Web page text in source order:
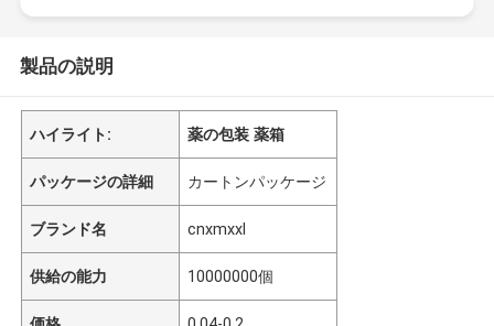
製品の説明
ハイライト: 薬の包装 薬箱
パッケージの詳細 カートンパッケージ
ブランド名 cnxmxxl
供給の能力 10000000個